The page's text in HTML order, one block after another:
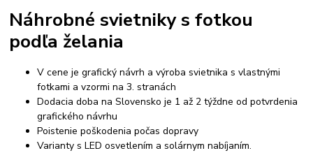
Náhrobné svietniky s fotkou
podľa želania
V cene je grafický návrh a výroba svietnika s vlastnými
fotkami a vzormi na 3. stranách
Dodacia doba na Slovensko je 1 až 2 týždne od potvrdenia
grafického návrhu
Poistenie poškodenia počas dopravy
Varianty s LED osvetlením a solárnym nabíjaním.